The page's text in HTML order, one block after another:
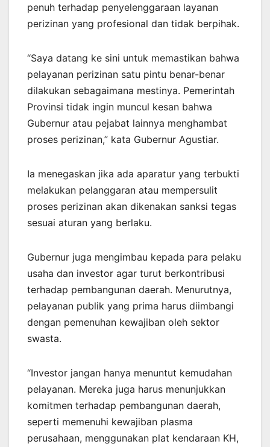
penuh terhadap penyelenggaraan layanan
perizinan yang profesional dan tidak berpihak.
“Saya datang ke sini untuk memastikan bahwa
pelayanan perizinan satu pintu benar-benar
dilakukan sebagaimana mestinya. Pemerintah
Provinsi tidak ingin muncul kesan bahwa
Gubernur atau pejabat lainnya menghambat
proses perizinan,” kata Gubernur Agustiar.
Ia menegaskan jika ada aparatur yang terbukti
melakukan pelanggaran atau mempersulit
proses perizinan akan dikenakan sanksi tegas
sesuai aturan yang berlaku.
Gubernur juga mengimbau kepada para pelaku
usaha dan investor agar turut berkontribusi
terhadap pembangunan daerah. Menurutnya,
pelayanan publik yang prima harus diimbangi
dengan pemenuhan kewajiban oleh sektor
swasta.
“Investor jangan hanya menuntut kemudahan
pelayanan. Mereka juga harus menunjukkan
komitmen terhadap pembangunan daerah,
seperti memenuhi kewajiban plasma
perusahaan, menggunakan plat kendaraan KH,